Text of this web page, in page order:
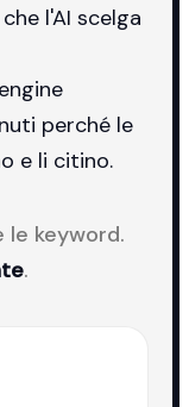
l'AI scelga
perché le
e li citino.
le keyword.
.